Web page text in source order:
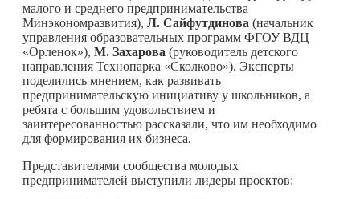
малого и среднего предпринимательства
Минэкономразвития), Л. Сайфутдинова (начальник
управления образовательных программ ФГОУ ВДЦ
«Орленок»), М. Захарова (руководитель детского
направления Технопарка «Сколково»). Эксперты
поделились мнением, как развивать
предпринимательскую инициативу у школьников, а
ребята с большим удовольствием и
заинтересованностью рассказали, что им необходимо
для формирования их бизнеса.
Представителями сообщества молодых
предпринимателей выступили лидеры проектов: